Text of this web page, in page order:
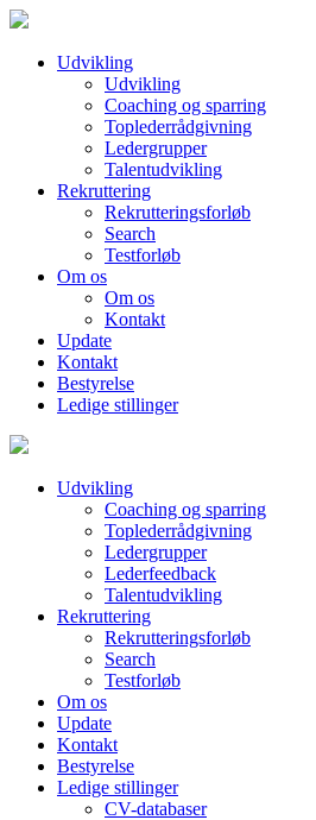
Udvikling
Udvikling
Coaching og sparring
Toplederrådgivning
Ledergrupper
Talentudvikling
Rekruttering
Rekrutteringsforløb
Search
Testforløb
Om os
Om os
Kontakt
Update
Kontakt
Bestyrelse
Ledige stillinger
Udvikling
Coaching og sparring
Toplederrådgivning
Ledergrupper
Lederfeedback
Talentudvikling
Rekruttering
Rekrutteringsforløb
Search
Testforløb
Om os
Update
Kontakt
Bestyrelse
Ledige stillinger
CV-databaser